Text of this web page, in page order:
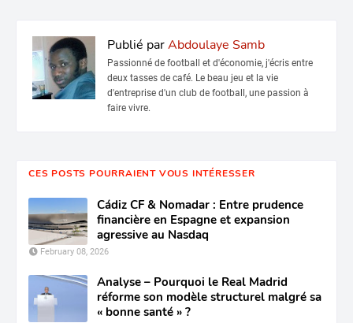
Publié parAbdoulaye Samb
Passionné de football et d'économie, j'écris entre
deux tasses de café. Le beau jeu et la vie
d'entreprise d'un club de football, une passion à
faire vivre.
CES POSTS POURRAIENT VOUS INTÉRESSER
Cádiz CF & Nomadar : Entre prudence
financière en Espagne et expansion
agressive au Nasdaq
February 08, 2026
Analyse – Pourquoi le Real Madrid
réforme son modèle structurel malgré sa
« bonne santé » ?